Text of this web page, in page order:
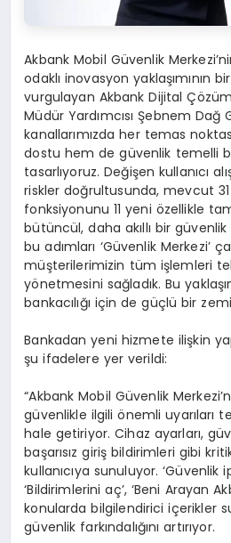
Akbank Mobil Güvenlik
odaklı inovasyon yaklaşımının
vurgulayan Akbank Dijital
Müdür Yardımcısı Şebnem Dağ
kanallarımızda her temas
dostu hem de güvenlik temelli
tasarlıyoruz. Değişen kullanıcı
riskler doğrultusunda, mevcut
fonksiyonunu 11 yeni özellikle
bütüncül, daha akıllı bir güvenlik
bu adımları ‘Güvenlik Merkezi’
müşterilerimizin tüm işlemleri
yönetmesini sağladık. Bu
bankacılığı için de güçlü bir
Bankadan yeni hizmete ilişkin
şu ifadelere yer verildi:
“Akbank Mobil Güvenlik
güvenlikle ilgili önemli uyarıları
hale getiriyor. Cihaz ayarları,
başarısız giriş bildirimleri gibi
kullanıcıya sunuluyor. ‘Güvenlik
‘Bildirimlerini aç’, ‘Beni Arayan
konularda bilgilendirici içerikler
güvenlik farkındalığını artırıyor.